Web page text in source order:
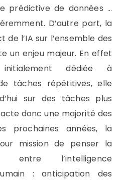
prédictive de données …
D’autre part, la
de l’IA sur l’ensemble des
un enjeu majeur. En effet
dédiée à
tâches répétitives, elle
sur des tâches plus
donc une majorité des
prochaines années, la
mission de penser la
entre l’intelligence
: anticipation des